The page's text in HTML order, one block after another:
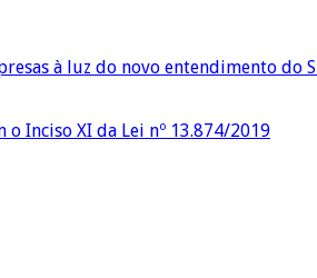
à luz do novo entendimento do
o Inciso XI da Lei nº 13.874/2019